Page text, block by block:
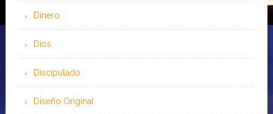
Dinero
Dios
Discipulado
Diseño Original